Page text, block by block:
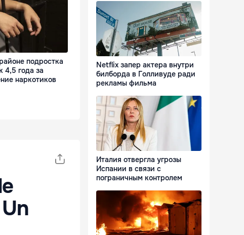
подростка
4,5 года за
наркотиков
Netflix запер актера внутри
билборда в Голливуде ради
рекламы фильма
Италия отвергла угрозы
Испании в связи с
пограничным контролем